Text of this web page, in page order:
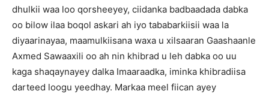
dhulkii waa loo qorsheeyey, ciidanka badbaadada dabka
oo bilow ilaa boqol askari ah iyo tababarkiisii waa la
diyaarinayaa, maamulkiisana waxa u xilsaaran Gaashaanle
Axmed Sawaaxili oo ah nin khibrad u leh dabka oo uu
kaga shaqaynayey dalka Imaaraadka, iminka khibradiisa
darteed loogu yeedhay. Markaa meel fiican ayey